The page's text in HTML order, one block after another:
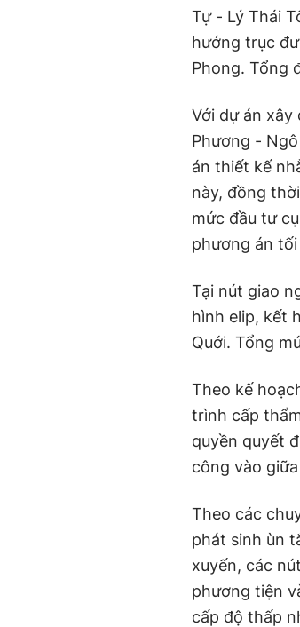
Tự - Lý Thái
hướng trục
Phong. Tổng
Với dự án
Phương -
án thiết kế
này, đồng
mức đầu tư
phương án tối
Tại nút giao
hình elip, kết
Quới. Tổng
Theo kế
trình cấp
quyền quyết
công vào
Theo các
phát sinh ùn
xuyến, các
phương tiện
cấp độ thấp